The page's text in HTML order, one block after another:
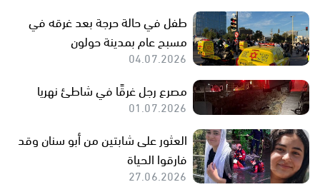
طفل في حالة حرجة بعد غرقه في
مسبح عام بمدينة حولون
04.07.2026
مصرع رجل غرقًا في شاطئ نهريا
01.07.2026
العثور على شابتين من أبو سنان وقد
فارقوا الحياة
27.06.2026